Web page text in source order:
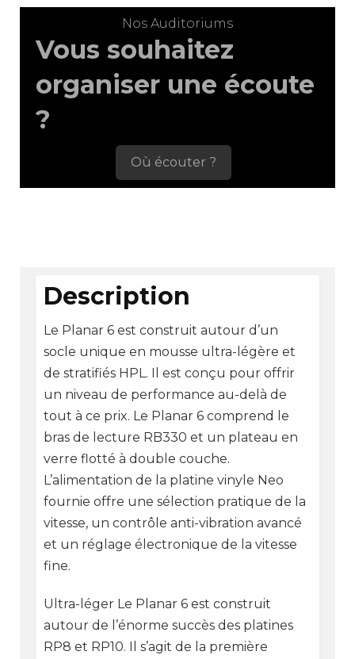
Nos Auditoriums
Vous souhaitez
organiser une écoute
?
Où écouter ?
Description
Le Planar 6 est construit autour d’un
socle unique en mousse ultra-légère et
de stratifiés HPL. Il est conçu pour offrir
un niveau de performance au-delà de
tout à ce prix. Le Planar 6 comprend le
bras de lecture RB330 et un plateau en
verre flotté à double couche.
L’alimentation de la platine vinyle Neo
fournie offre une sélection pratique de la
vitesse, un contrôle anti-vibration avancé
et un réglage électronique de la vitesse
fine.
Ultra-léger Le Planar 6 est construit
autour de l’énorme succès des platines
RP8 et RP10. Il s’agit de la première